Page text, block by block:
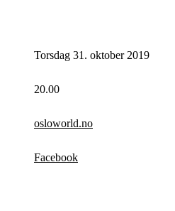
Torsdag 31. oktober 2019
20.00
osloworld.no
Facebook